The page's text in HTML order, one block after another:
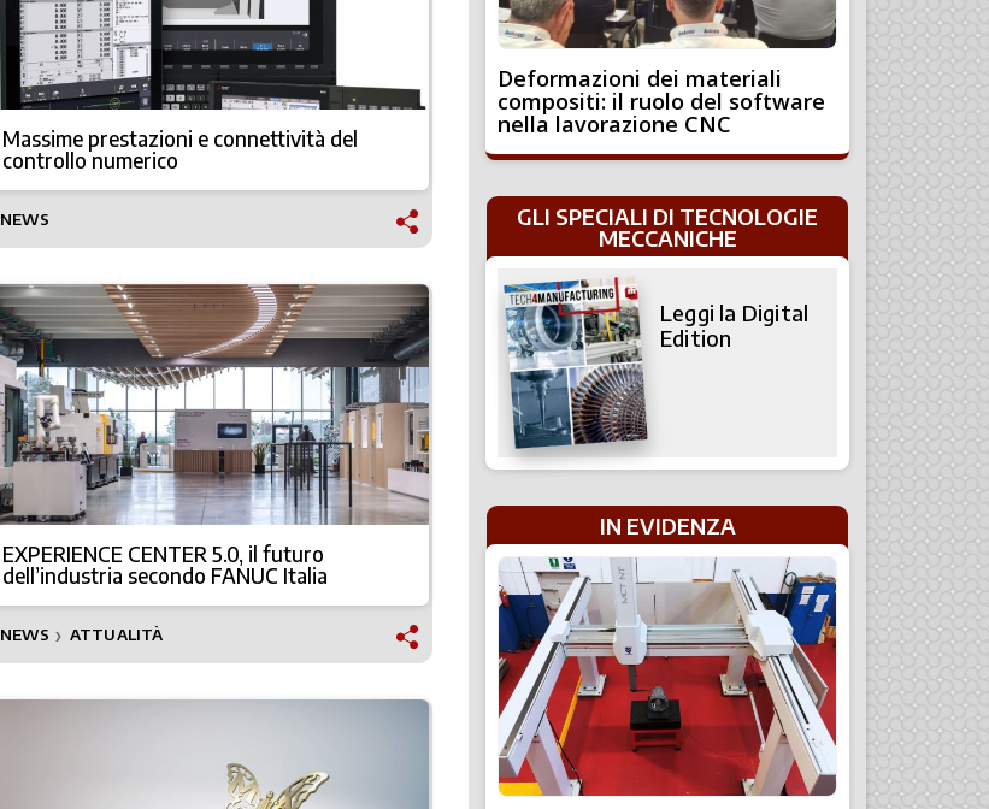
Massime prestazioni e connettività del
controllo numerico
NEWS
EXPERIENCE CENTER 5.0, il futuro
dell’industria secondo FANUC Italia
NEWS ❯ ATTUALITÀ
Deformazioni dei materiali
compositi: il ruolo del software
nella lavorazione CNC
GLI SPECIALI DI TECNOLOGIE
MECCANICHE
Leggi la Digital
Edition
IN EVIDENZA